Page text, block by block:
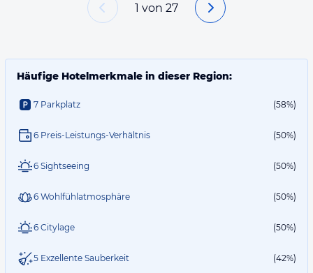
1 von 27
Häufige Hotelmerkmale in dieser Region:
7 Parkplatz (58%)
6 Preis-Leistungs-Verhältnis (50%)
6 Sightseeing (50%)
6 Wohlfühlatmosphäre (50%)
6 Citylage (50%)
5 Exzellente Sauberkeit (42%)